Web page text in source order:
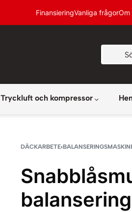
FinansieringVanliga frågorOm
Tryckluft och kompressor
DÄCKARBETE›